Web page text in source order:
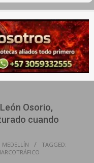
Osorio,
cuando
MEDELLÍN
TAGGED: